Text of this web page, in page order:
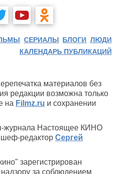
СЕРИАЛЫ БЛОГИ ЛЮДИ
КАЛЕНДАРЬ ПУБЛИКАЦИЙ
материалов без
редакции возможна только
на Filmz.ru и сохранении
журнала Настоящее КИНО
шеф-редактор Сергей
зарегистрирован
за соблюдением